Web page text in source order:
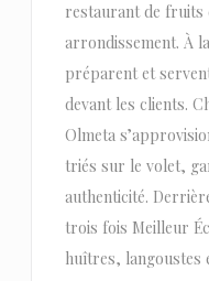
restaurant de fruits
arrondissement. À
préparent et
devant les clients.
Olmeta
triés sur le volet,
authenticité.
trois fois Meilleur
huîtres, langoustes